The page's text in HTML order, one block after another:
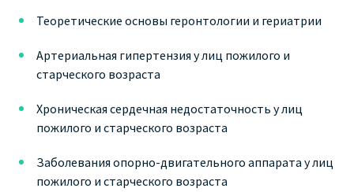
Теоретические основы геронтологии и гериатрии
Артериальная гипертензия у лиц пожилого и
старческого возраста
Хроническая сердечная недостаточность у лиц
пожилого и старческого возраста
Заболевания опорно-двигательного аппарата у лиц
пожилого и старческого возраста